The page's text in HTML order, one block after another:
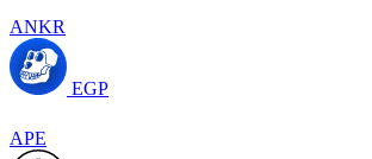
ANKR
EGP
APE